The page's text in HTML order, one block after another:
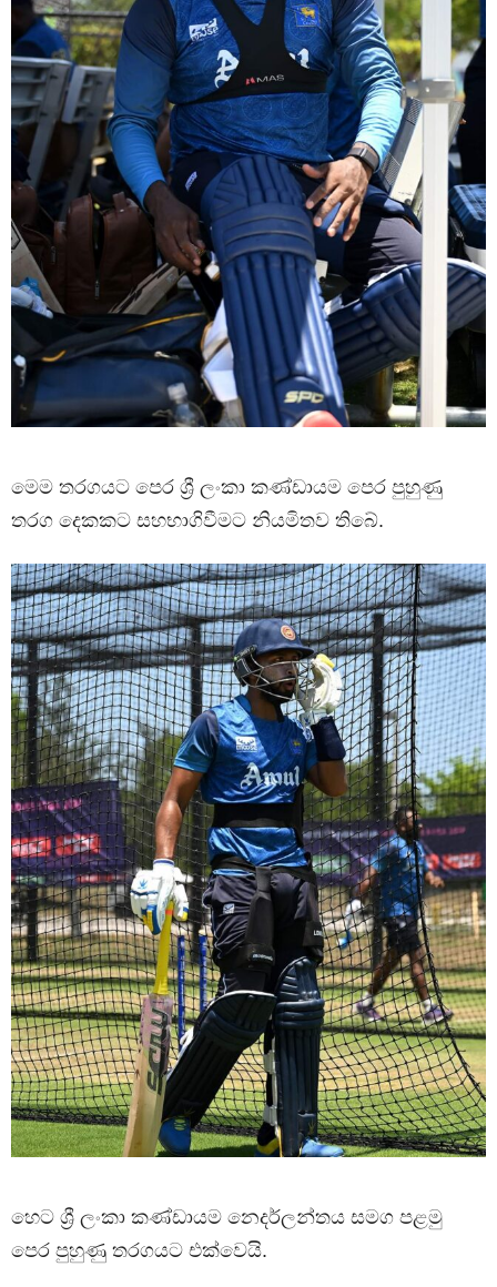
මෙම තරගයට පෙර ශ්‍රී ලංකා කණ්ඩායම පෙර පුහුණු
තරග දෙකකට සහභාගිවීමට නියමිතව තිබේ.
හෙට ශ්‍රී ලංකා කණ්ඩායම නෙදර්ලන්තය සමග පළමු
පෙර පුහුණු තරගයට එක්වෙයි.